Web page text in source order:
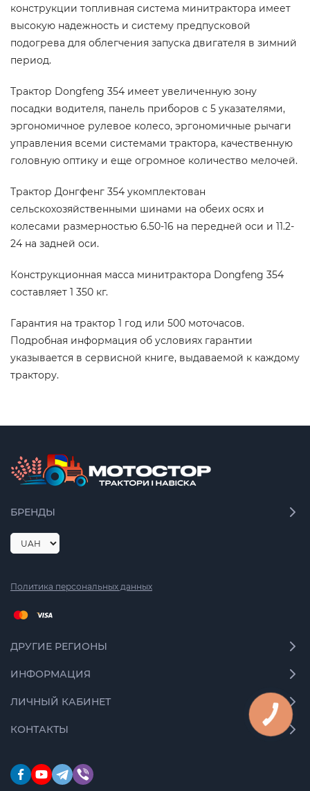
конструкции топливная система минитрактора имеет
высокую надежность и систему предпусковой
подогрева для облегчения запуска двигателя в зимний
период.
Трактор Dongfeng 354 имеет увеличенную зону
посадки водителя, панель приборов с 5 указателями,
эргономичное рулевое колесо, эргономичные рычаги
управления всеми системами трактора, качественную
головную оптику и еще огромное количество мелочей.
Трактор Донгфенг 354 укомплектован
сельскохозяйственными шинами на обеих осях и
колесами размерностью 6.50-16 на передней оси и 11.2-
24 на задней оси.
Конструкционная масса минитрактора Dongfeng 354
составляет 1 350 кг.
Гарантия на трактор 1 год или 500 моточасов.
Подробная информация об условиях гарантии
указывается в сервисной книге, выдаваемой к каждому
трактору.
БРЕНДЫ
Политика персональных данных
ДРУГИЕ РЕГИОНЫ
ИНФОРМАЦИЯ
ЛИЧНЫЙ КАБИНЕТ
КОНТАКТЫ
КНОПКА
СВЯЗИ